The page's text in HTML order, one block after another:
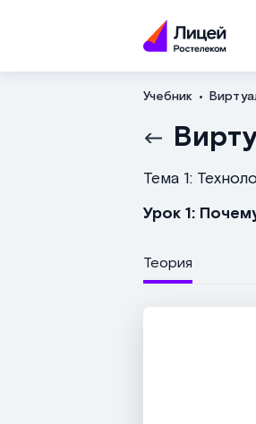
Учебник
Тема 1:
Урок 1:
Теория